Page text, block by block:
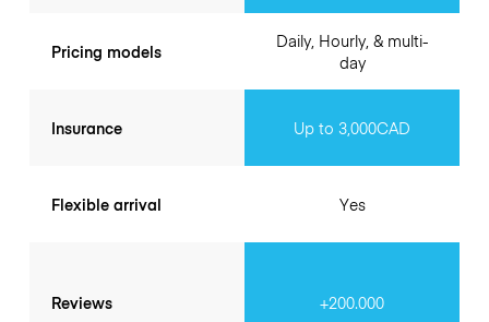
Pricing models
Insurance
Flexible arrival
Reviews
Daily, Hourly, & multi-
day
Up to 3,000CAD
Yes
+200.000